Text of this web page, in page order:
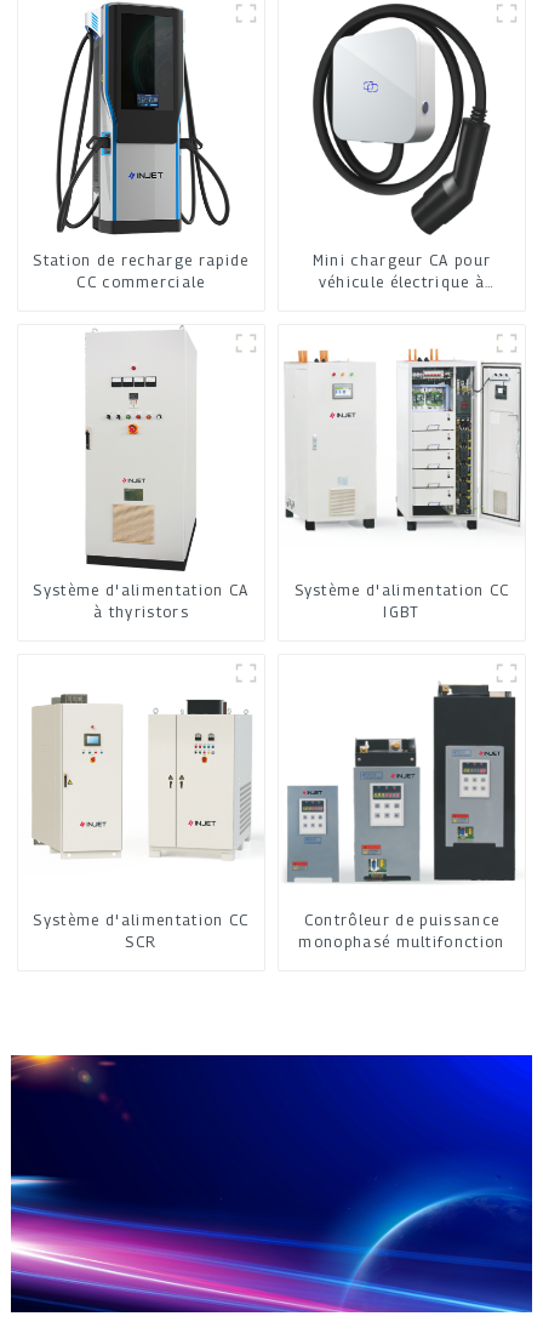
Station de recharge rapide
CC commerciale
Mini chargeur CA pour
véhicule électrique à
Système d'alimentation CA
à thyristors
Système d'alimentation CC
IGBT
Système d'alimentation CC
SCR
Contrôleur de puissance
monophasé multifonction